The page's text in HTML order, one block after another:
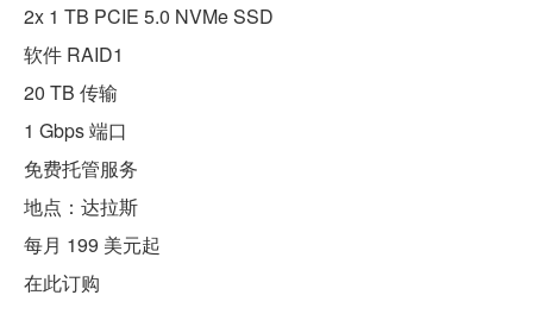
2x 1 TB PCIE 5.0 NVMe SSD
软件 RAID1
20 TB 传输
1 Gbps 端口
免费托管服务
地点：达拉斯
每月 199 美元起
在此订购